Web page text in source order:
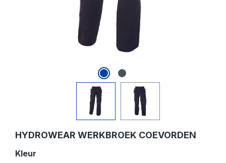
HYDROWEAR WERKBROEK COEVORDEN
Selecteer
Kleur